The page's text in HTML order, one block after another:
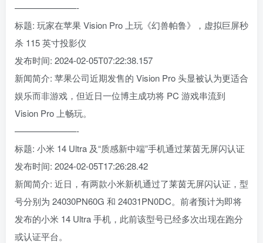
———————-
标题: 玩家在苹果 Vision Pro 上玩《幻兽帕鲁》，虚拟巨屏秒
杀 115 英寸投影仪
发布时间: 2024-02-05T07:22:38.157
新闻简介: 苹果公司近期发售的 Vision Pro 头显被认为更适合
娱乐而非游戏，但近日一位博主成功将 PC 游戏串流到
Vision Pro 上畅玩。
———————-
标题: 小米 14 Ultra 及“质感新中端”手机通过莱茵无屏闪认证
发布时间: 2024-02-05T17:26:28.42
新闻简介: 近日，有两款小米新机通过了莱茵无屏闪认证，型
号分别为 24030PN60G 和 24031PN0DC。前者预计为即将
发布的小米 14 Ultra 手机，此前该型号已经多次出现在跑分
或认证平台。